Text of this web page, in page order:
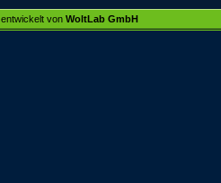
, entwickelt von WoltLab GmbH